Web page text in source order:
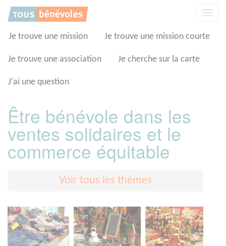
Je trouve une mission Je trouve une mission courte
Je trouve une association Je cherche sur la carte
J'ai une question
Être bénévole dans les
ventes solidaires et le
commerce équitable
Voir tous les thèmes
Panneau de gestion des cookies